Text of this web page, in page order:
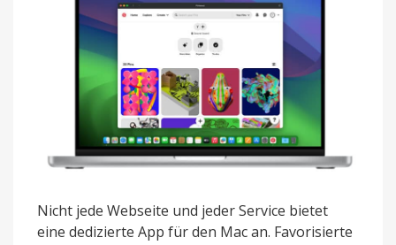
Nicht jede Webseite und jeder Service bietet
eine dedizierte App für den Mac an. Favorisierte